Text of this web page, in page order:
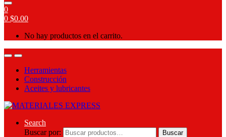
0
0 $0.00
No hay productos en el carrito.
Herramientas
Construcción
Aceites y lubricantes
Search
Buscar por:
Buscar